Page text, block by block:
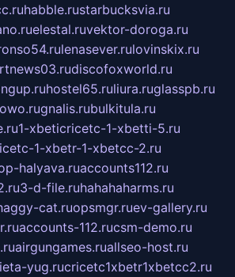
habble.rustarbucksvia.ru
elestal.ruvektor-doroga.ru
lenasever.rulovinskix.ru
discofoxworld.ru
hostel65.ruliura.ruglasspb.ru
gnalis.rubulkitula.ru
1-xbeticricetc-1-xbetti-5.ru
1-xbetr-1-xbetcc-2.ru
halyava.ruaccounts112.ru
3-d-file.ruhahahaharms.ru
cat.ruopsmgr.ruev-gallery.ru
accounts-112.rucsm-demo.ru
airgungames.ruallseo-host.ru
yug.rucricetc1xbetr1xbetcc2.ru